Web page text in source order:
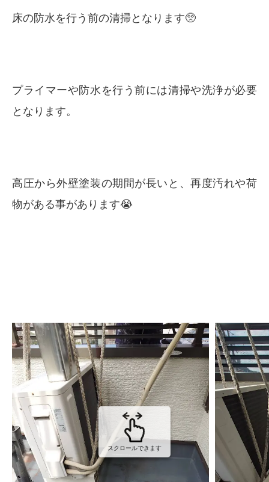
床の防水を行う前の清掃となります🥺
プライマーや防水を行う前には清掃や洗浄が必要
となります。
高圧から外壁塗装の期間が長いと、再度汚れや荷
物がある事があります😭
スクロールできます